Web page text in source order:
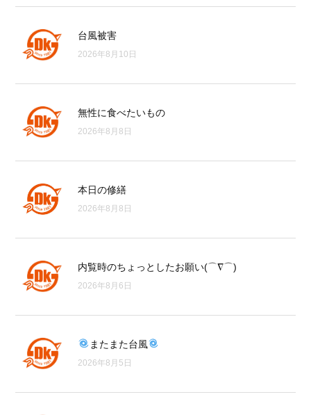
台風被害
2026年8月10日
無性に食べたいもの
2026年8月8日
本日の修繕
2026年8月8日
内覧時のちょっとしたお願い(⌒∇⌒)
2026年8月6日
またまた台風
2026年8月5日